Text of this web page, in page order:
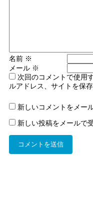
名前 ※
メール ※
次回のコメントで使用
ルアドレス、サイトを保存
新しいコメントをメー
新しい投稿をメールで